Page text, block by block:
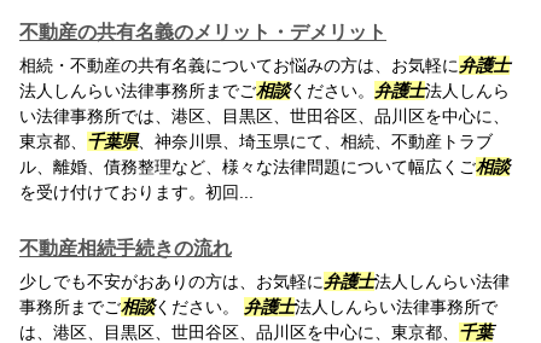
不動産の共有名義のメリット・デメリット
相続・不動産の共有名義についてお悩みの方は、お気軽に弁護士
法人しんらい法律事務所までご相談ください。 弁護士法人しんら
い法律事務所では、港区、目黒区、世田谷区、品川区を中心に、
東京都、 千葉県、神奈川県、埼玉県にて、相続、不動産トラブ
ル、離婚、債務整理など、様々な法律問題について幅広くご相談
を受け付けております。初回...
不動産相続手続きの流れ
少しでも不安がおありの方は、お気軽に弁護士法人しんらい法律
事務所までご相談ください。 弁護士法人しんらい法律事務所で
は、港区、目黒区、世田谷区、品川区を中心に、東京都、 千葉